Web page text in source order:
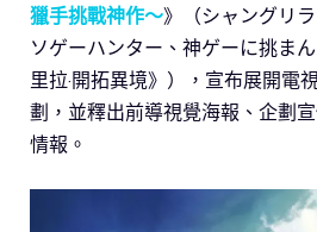
獵手挑戰神作～》（シャングリ
ソゲーハンター、神ゲーに挑ま
里拉·開拓異境》），宣布展開電
劃，並釋出前導視覺海報、企劃
情報。